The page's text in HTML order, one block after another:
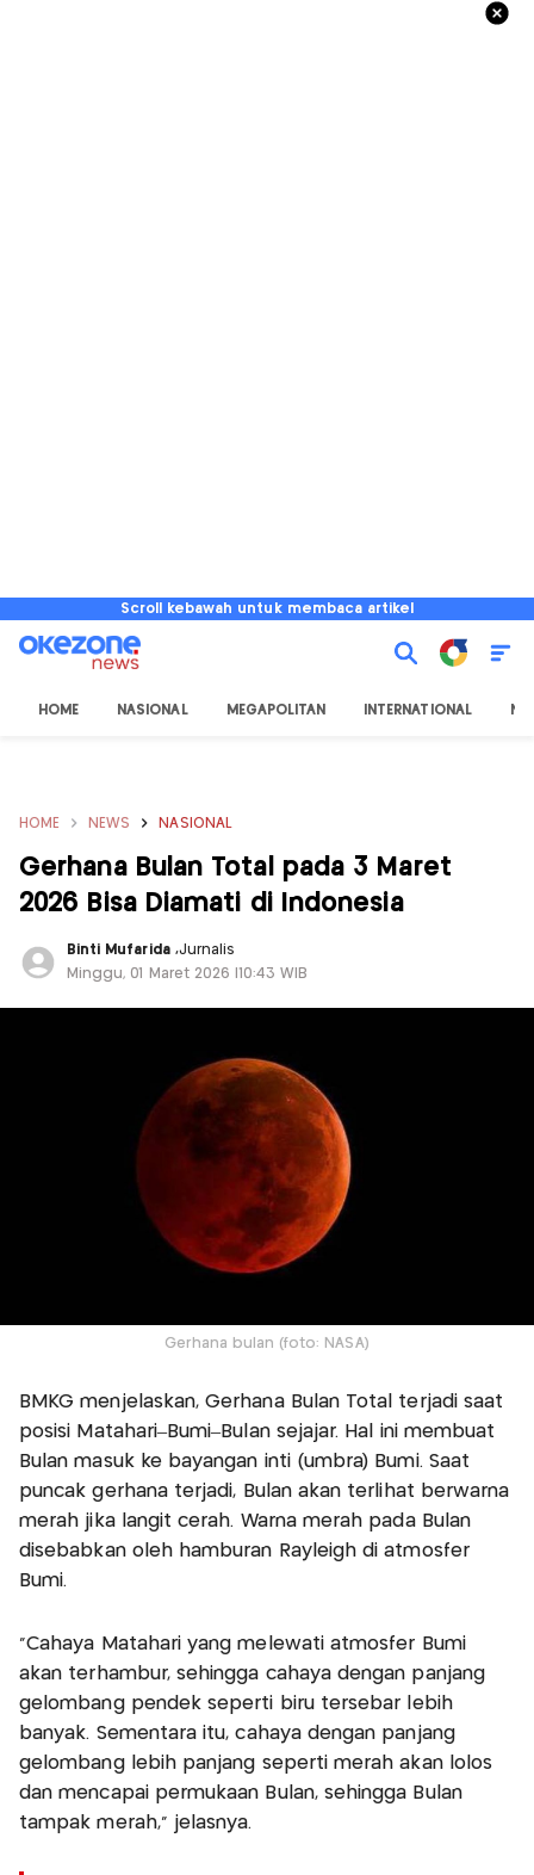
Scroll kebawah untuk membaca artikel
HOME NASIONAL MEGAPOLITAN INTERNATIONAL
HOME NEWS NASIONAL
Gerhana Bulan Total pada 3 Maret
2026 Bisa Diamati di Indonesia
Binti Mufarida ,Jurnalis
Minggu, 01 Maret 2026 |10:43 WIB
Gerhana bulan (foto: NASA)
BMKG menjelaskan, Gerhana Bulan Total terjadi saat
posisi Matahari–Bumi–Bulan sejajar. Hal ini membuat
Bulan masuk ke bayangan inti (umbra) Bumi. Saat
puncak gerhana terjadi, Bulan akan terlihat berwarna
merah jika langit cerah. Warna merah pada Bulan
disebabkan oleh hamburan Rayleigh di atmosfer
Bumi.
“Cahaya Matahari yang melewati atmosfer Bumi
akan terhambur, sehingga cahaya dengan panjang
gelombang pendek seperti biru tersebar lebih
banyak. Sementara itu, cahaya dengan panjang
gelombang lebih panjang seperti merah akan lolos
dan mencapai permukaan Bulan, sehingga Bulan
tampak merah,” jelasnya.